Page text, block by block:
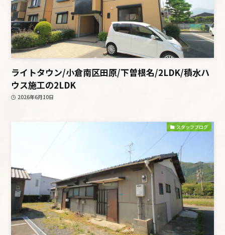
ライトタウン/小倉南区田原/下曽根名/2LDK/積水ハ
ウス施工の2LDK
2026年6月10日
スタッフブログ